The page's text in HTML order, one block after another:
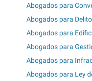
Abogados para
Abogados para
Abogados para
Abogados para
Abogados para
Abogados para Ley